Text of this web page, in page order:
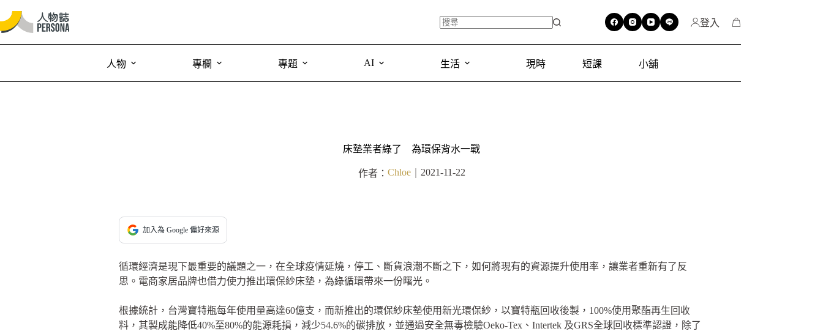
登入
人物 專欄 專題 AI 生活 現時 短課 小舖
床墊業者綠了 為環保背水一戰
作者： Chloe｜ 2021-11-22
加入為 Google 偏好來源
循環經濟是現下最重要的議題之一，在全球疫情延燒，停工、斷貨浪潮不斷之下，如何將現有的資源提升使用率，讓業者重新有了反
思。電商家居品牌也借力使力推出環保紗床墊，為綠循環帶來一份曙光。
根據統計，台灣寶特瓶每年使用量高達60億支，而新推出的環保紗床墊使用新光環保紗，以寶特瓶回收後製，100%使用聚酯再生回收
料，其製成能降低40%至80%的能源耗損，減少54.6%的碳排放，並通過安全無毒檢驗Oeko-Tex、Intertek 及GRS全球回收標準認證，除了